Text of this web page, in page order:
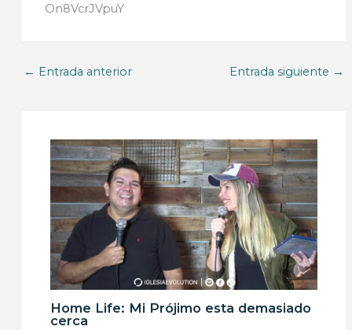
On8VcrJVpuY
← Entrada anterior Entrada siguiente →
Home Life: Mi Prójimo esta demasiado
cerca